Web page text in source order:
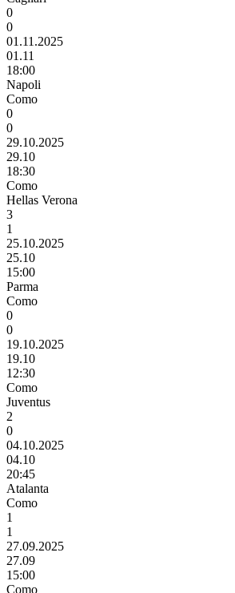
0
0
01.11.2025
01.11
18:00
Napoli
Como
0
0
29.10.2025
29.10
18:30
Como
Hellas Verona
3
1
25.10.2025
25.10
15:00
Parma
Como
0
0
19.10.2025
19.10
12:30
Como
Juventus
2
0
04.10.2025
04.10
20:45
Atalanta
Como
1
1
27.09.2025
27.09
15:00
Como